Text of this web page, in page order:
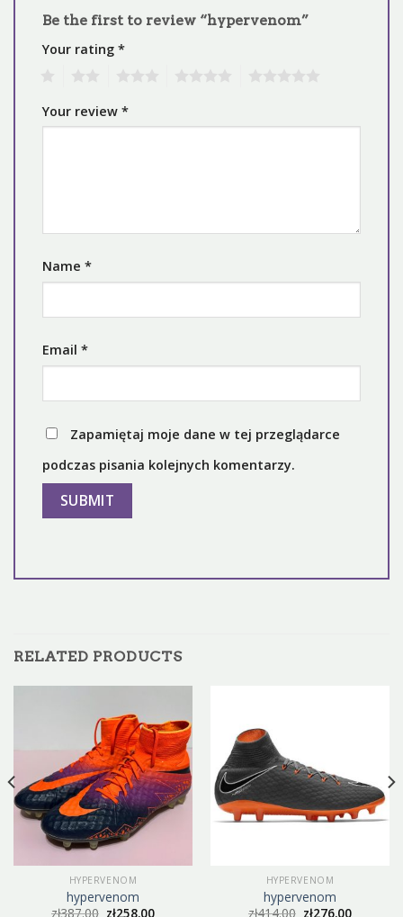
Be the first to review “hypervenom”
Your rating *
Your review *
Name *
Email *
Zapamiętaj moje dane w tej przeglądarce
podczas pisania kolejnych komentarzy.
RELATED PRODUCTS
HYPERVENOM
hypervenom
zł387.00 zł258.00
HYPERVENOM
hypervenom
zł414.00 zł276.00